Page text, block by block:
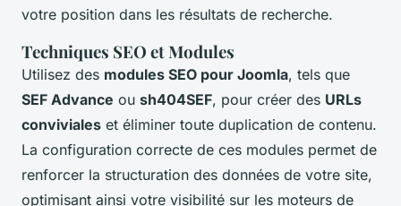
votre position dans les résultats de recherche.
Techniques SEO et Modules
Utilisez des modules SEO pour Joomla, tels que
SEF Advance ou sh404SEF, pour créer des URLs
conviviales et éliminer toute duplication de contenu.
La configuration correcte de ces modules permet de
renforcer la structuration des données de votre site,
optimisant ainsi votre visibilité sur les moteurs de